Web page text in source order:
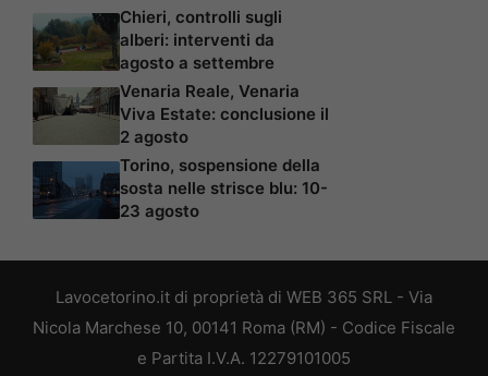
Chieri, controlli sugli
alberi: interventi da
agosto a settembre
Venaria Reale, Venaria
Viva Estate: conclusione il
2 agosto
Torino, sospensione della
sosta nelle strisce blu: 10-
23 agosto
Lavocetorino.it di proprietà di WEB 365 SRL - Via
Nicola Marchese 10, 00141 Roma (RM) - Codice Fiscale
e Partita I.V.A. 12279101005